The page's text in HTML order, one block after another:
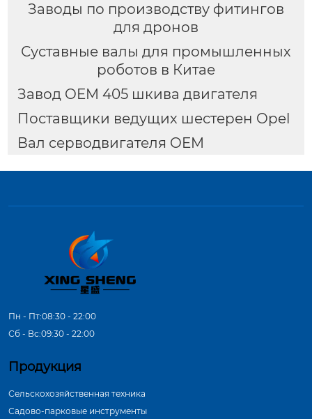
Заводы по производству фитингов
для дронов
Суставные валы для промышленных
роботов в Китае
Завод OEM 405 шкива двигателя
Поставщики ведущих шестерен Opel
Вал серводвигателя OEM
Пн - Пт:08:30 - 22:00
Сб - Вс:09:30 - 22:00
Продукция
Сельскохозяйственная техника
Садово-парковые инструменты